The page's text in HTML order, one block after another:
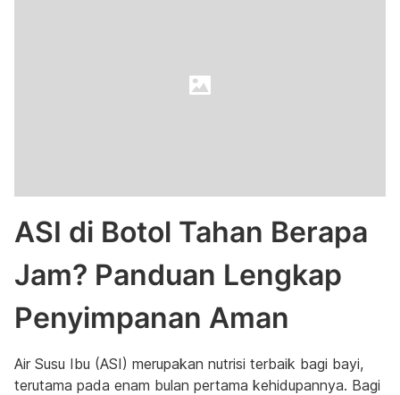
ASI di Botol Tahan Berapa
Jam? Panduan Lengkap
Penyimpanan Aman
Air Susu Ibu (ASI) merupakan nutrisi terbaik bagi bayi,
terutama pada enam bulan pertama kehidupannya. Bagi